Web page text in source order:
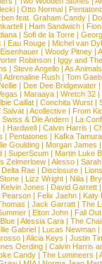
| Otto Normal |
feat. Graham Candy |
| Ham Sandwich |
| Sofi de la Torre |
| Eau Rouge | Michel van
Eisenhauer |Woody Pitney |
Robinson | Iggy and
|Steve Angello |As Animals
| Adrenaline Rush | Tom
| Dee Dee Bridgewater |
|Maraaya |Wretch 32 |
Caillat | Conchita Wurst |
Salvat | Acollective | From
Swiss & Die Andern | La
|Hardwell |Calvin Harris |
| Pentatones | Kafka Tamura
Goulding |Morgan James
| SuperScum | Martin Luke
Zelmerloew |Alesso |
Delta Rae |Disclosure |
|Lizz Wright |Niila |
Kelvin Jones | David Garrett
Pearson | Felix Jaehn | Katy
|Jack Garratt |The
|Elton John |Fall
|Alessia Cara |The
Gabriel |Lucas Newman |
| Alicia Keys | Justin
Oerding |Calvin Harris
Candy |The Lumineers |